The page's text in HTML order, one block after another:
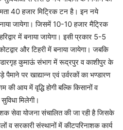
40 हजार मिट्रिक टन है। इन नये
जायेगा। जिसमें 10-10 हजार मैट्रिक
में बनाया जायेगा। इसी प्रकार 5-5
और टिहरी में बनाया जायेगा। जबकि
कुमाऊं संभाग में रूद्रपुर व काशीपुर के
पर खाद्यान्न एवं उर्वरकों का भण्डारण
आय में वृद्धि होगी बल्कि किसानों व
मिलेगी।
सेवा योजना संचालित की जा रही है जिसके
व सरकारी संस्थानों में कीटपरिनाशक कार्य